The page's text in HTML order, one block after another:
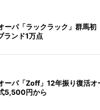
ーパ「ラックラック」群馬
ランド1万点
ーパ「Zoff」12年振り復活
5,500円から